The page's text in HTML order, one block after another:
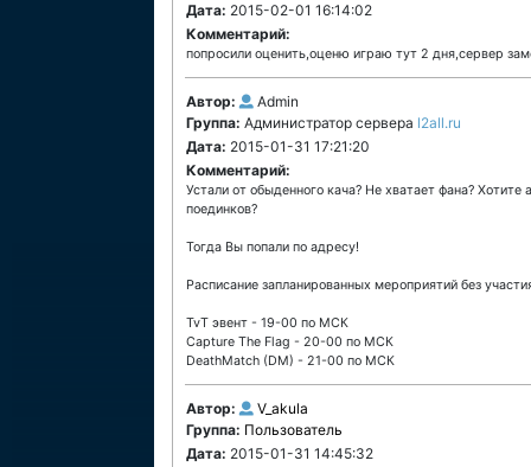
Дата: 2015-02-01 16:14:02
Комментарий:
попросили оценить,оценю играю тут 2 дня,сервер
Автор:
Admin
Группа: Администратор сервера l2all.ru
Дата: 2015-01-31 17:21:20
Комментарий:
Устали от обыденного кача? Не хватает фана?
поединков?
Тогда Вы попали по адресу!
Расписание запланированных мероприятий без
TvT эвент - 19-00 по МСК
Capture The Flag - 20-00 по МСК
DeathMatch (DM) - 21-00 по МСК
Автор:
V_akula
Группа: Пользователь
Дата: 2015-01-31 14:45:32